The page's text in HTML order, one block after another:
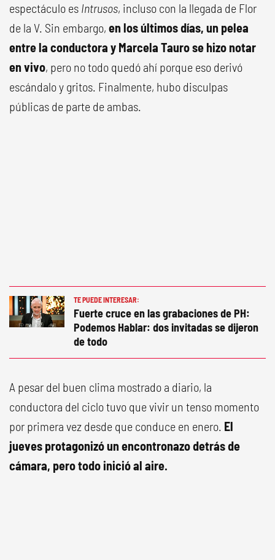
espectáculo es Intrusos, incluso con la llegada de Flor
de la V. Sin embargo, en los últimos días, un pelea
entre la conductora y Marcela Tauro se hizo notar
en vivo, pero no todo quedó ahí porque eso derivó
escándalo y gritos. Finalmente, hubo disculpas
públicas de parte de ambas.
TE PUEDE INTERESAR:
Fuerte cruce en las grabaciones de PH:
Podemos Hablar: dos invitadas se dijeron
de todo
A pesar del buen clima mostrado a diario, la
conductora del ciclo tuvo que vivir un tenso momento
por primera vez desde que conduce en enero. El
jueves protagonizó un encontronazo detrás de
cámara, pero todo inició al aire.